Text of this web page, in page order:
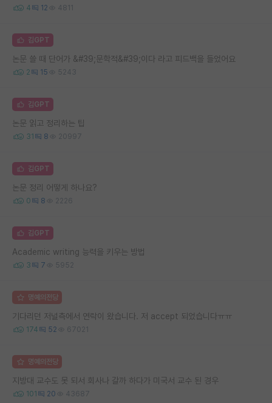
4 12 4811
김GPT
논문 쓸 때 단어가 &#39;문학적&#39;이다 라고 피드백을 들었어요
2 15 5243
김GPT
논문 읽고 정리하는 팁
31 8 20997
김GPT
논문 정리 어떻게 하나요?
0 8 2226
김GPT
Academic writing 능력을 키우는 방법
3 7 5952
명예의전당
기다리던 저널측에서 연락이 왔습니다. 저 accept 되었습니다ㅠㅠ
174 52 67021
명예의전당
지방대 교수도 못 되서 회사나 갈까 하다가 미국서 교수 된 경우
101 20 43687